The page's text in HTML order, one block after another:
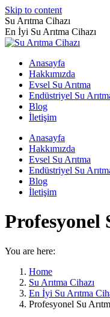
Skip to content
Su Arıtma Cihazı
En İyi Su Arıtma Cihazı
Anasayfa
Hakkımızda
Evsel Su Arıtma
Endüstriyel Su
Blog
İletişim
Anasayfa
Hakkımızda
Evsel Su Arıtma
Endüstriyel Su
Blog
İletişim
Profesyonel
You are here:
Home
Su Arıtma Cihazı
En İyi Su Arıtma
Profesyonel Su